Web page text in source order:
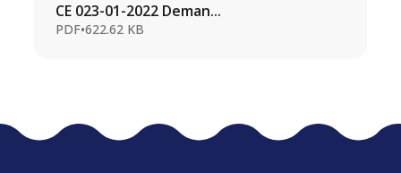
CE 023-01-2022 Deman...
PDF•622.62 KB